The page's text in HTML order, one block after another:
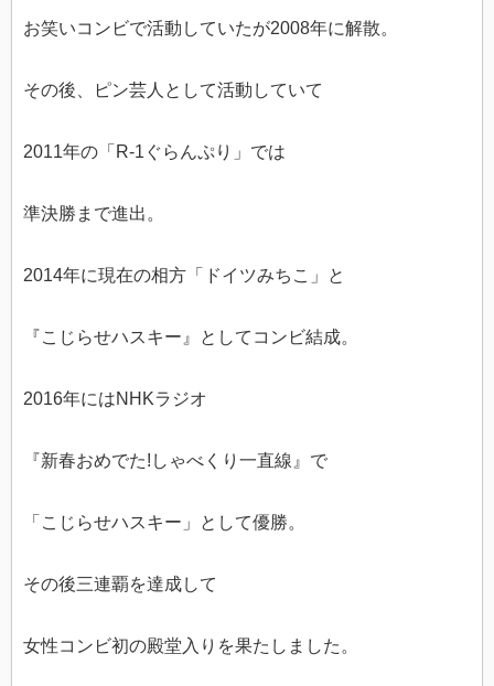
お笑いコンビで活動していたが2008年に解散。
その後、ピン芸人として活動していて
2011年の「R-1ぐらんぷり」では
準決勝まで進出。
2014年に現在の相方「ドイツみちこ」と
『こじらせハスキー』としてコンビ結成。
2016年にはNHKラジオ
『新春おめでた!しゃべくり一直線』で
「こじらせハスキー」として優勝。
その後三連覇を達成して
女性コンビ初の殿堂入りを果たしました。